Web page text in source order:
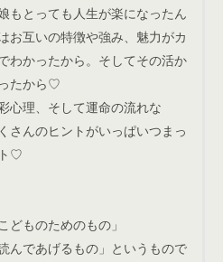
もとっても人生が楽になったん
お互いの特徴や強み、魅力がカ
わかったから。そしてその活か
たから♡
心理、そして運命の流れな
さんのヒントがいっぱいつまっ
♡
どものためのもの」
んであげるもの」というもので